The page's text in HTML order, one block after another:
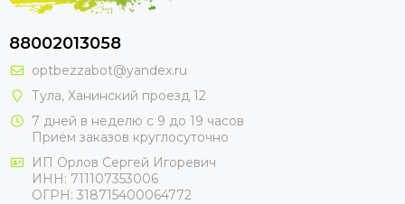
88002013058
optbezzabot@yandex.ru
Тула, Ханинский проезд 12
7 дней в неделю с 9 до 19 часов
Приём заказов круглосуточно
ИП Орлов Сергей Игоревич
ИНН: 711107353006
ОГРН: 318715400064772